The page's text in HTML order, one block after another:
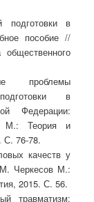
подготовки в
пособие //
проблемы
подготовки в
Федерации:
М.: Теория и
С. 76-78.
качеств у
Черкесов М.:
2015. С. 56.
травматизм: